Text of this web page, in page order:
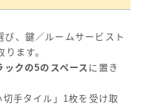
、鍵／ルームサービスト
ます。
ックの5のスペースに置き
手タイル」1枚を受け取